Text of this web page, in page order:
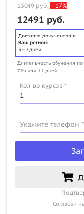
15049руб. —17%
12491 руб.
Доставка документов в
Ваш регион:
3—7 дней
Длительность обучения по
72ч или 11 дней
Кол-во курсов *
Укажите телефон *
Согласен